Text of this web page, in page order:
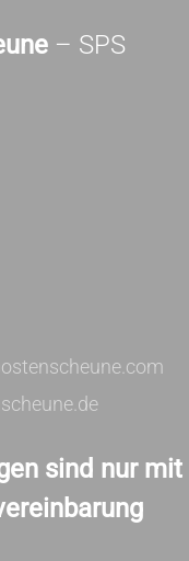
– SPS
sind nur mit